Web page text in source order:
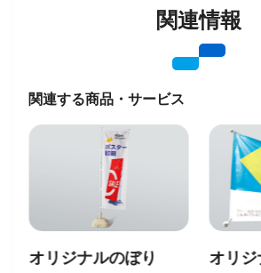
関連情報
関連する商品・サービス
オリジナルのぼり
オリ